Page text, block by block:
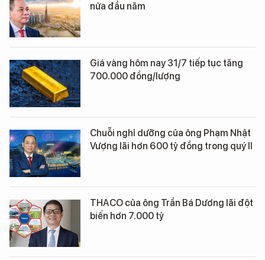
nửa đầu năm
Giá vàng hôm nay 31/7 tiếp tục tăng
700.000 đồng/lượng
Chuỗi nghỉ dưỡng của ông Phạm Nhật
Vượng lãi hơn 600 tỷ đồng trong quý II
THACO của ông Trần Bá Dương lãi đột
biến hơn 7.000 tỷ